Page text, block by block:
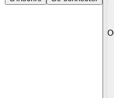
Achetez les
Convertissez vos